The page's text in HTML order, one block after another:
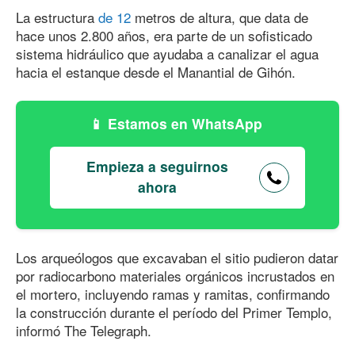
La estructura de 12 metros de altura, que data de
hace unos 2.800 años, era parte de un sofisticado
sistema hidráulico que ayudaba a canalizar el agua
hacia el estanque desde el Manantial de Gihón.
Estamos en WhatsApp
Empieza a seguirnos
ahora
Los arqueólogos que excavaban el sitio pudieron datar
por radiocarbono materiales orgánicos incrustados en
el mortero, incluyendo ramas y ramitas, confirmando
la construcción durante el período del Primer Templo,
informó The Telegraph.